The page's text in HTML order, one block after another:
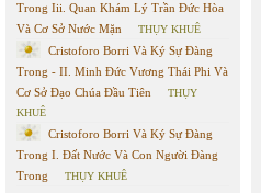
Trong Iii. Quan Khám Lý Trần Đức Hòa
Và Cơ Sở Nước Mặn
THỤY KHUÊ
Cristoforo Borri Và Ký Sự Đàng
Trong - II. Minh Đức Vương Thái Phi Và
Cơ Sở Đạo Chúa Đầu Tiên
THỤY
KHUÊ
Cristoforo Borri Và Ký Sự Đàng
Trong I. Đất Nước Và Con Người Đàng
Trong
THỤY KHUÊ